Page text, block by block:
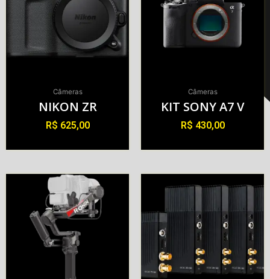
Câmeras
NIKON ZR
R$ 625,00
Câmeras
KIT SONY A7 V
R$ 430,00